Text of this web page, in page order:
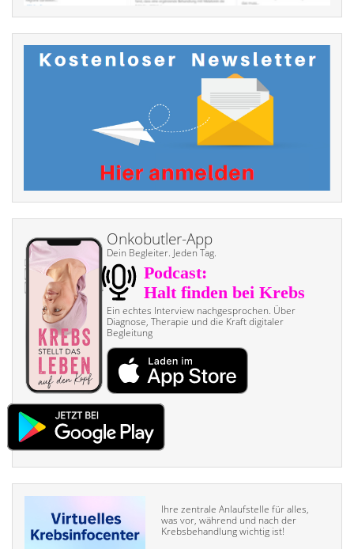
Onkobutler-App
Dein Begleiter. Jeden Tag.
Ein echtes Interview nach­gesprochen. Über
Diagnose, Therapie und die Kraft digitaler
Begleitung
Ihre zentrale Anlaufstelle für alles,
was vor, während und nach der
Krebsbehandlung wichtig ist!